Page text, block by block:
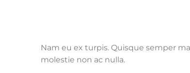
Nam eu ex turpis. Quisque semper
molestie non ac nulla.